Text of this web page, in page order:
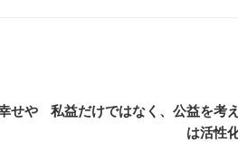
せや
私益だけではなく、公益を考
は活性